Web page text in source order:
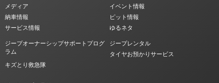
メディア
イベント情報
納車情報
ピット情報
サービス情報
ゆるネタ
ジープオーナーシップサポートプログ
ラム
ジープレンタル
タイヤお預かりサービス
キズとり救急隊